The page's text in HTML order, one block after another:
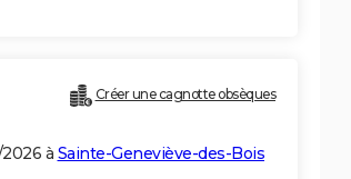
Créer une cagnotte obsèques
à Sainte-Geneviève-des-Bois